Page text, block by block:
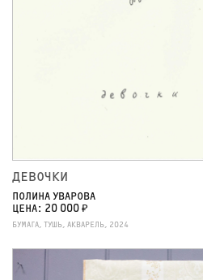
ДЕВОЧКИ
ПОЛИНА УВАРОВА
ЦЕНА: 20 000 ₽
БУМАГА, ТУШЬ, АКВАРЕЛЬ, 2024